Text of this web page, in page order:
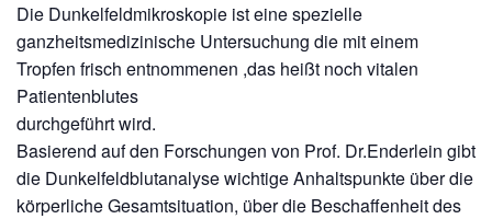
Die Dunkelfeldmikroskopie ist eine spezielle
ganzheitsmedizinische Untersuchung die mit einem
Tropfen frisch entnommenen ,das heißt noch vitalen
Patientenblutes
durchgeführt wird.
Basierend auf den Forschungen von Prof. Dr.Enderlein gibt
die Dunkelfeldblutanalyse wichtige Anhaltspunkte über die
körperliche Gesamtsituation, über die Beschaffenheit des